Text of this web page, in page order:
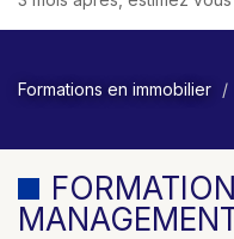
Formations en immobilier